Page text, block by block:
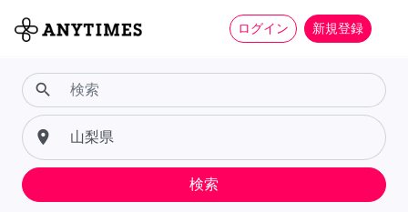
ログイン 新規登録
search
place
検索